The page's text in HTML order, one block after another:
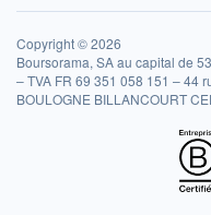
Copyright © 2026
Boursorama, SA au capital de
– TVA FR 69 351 058 151 – 44
BOULOGNE BILLANCOURT